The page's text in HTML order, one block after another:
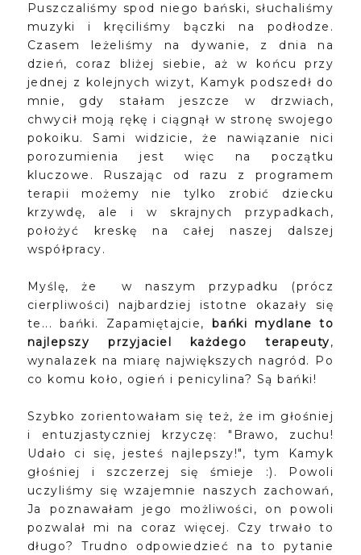
Puszczaliśmy spod niego bański, słuchaliśmy
muzyki i kręciliśmy bączki na podłodze.
Czasem leżeliśmy na dywanie, z dnia na
dzień, coraz bliżej siebie, aż w końcu przy
jednej z kolejnych wizyt, Kamyk podszedł do
mnie, gdy stałam jeszcze w drzwiach,
chwycił moją rękę i ciągnął w stronę swojego
pokoiku. Sami widzicie, że nawiązanie nici
porozumienia jest więc na początku
kluczowe. Ruszając od razu z programem
terapii możemy nie tylko zrobić dziecku
krzywdę, ale i w skrajnych przypadkach,
położyć kreskę na całej naszej dalszej
współpracy.
Myślę, że w naszym przypadku (prócz
cierpliwości) najbardziej istotne okazały się
te... bańki. Zapamiętajcie, bańki mydlane to
najlepszy przyjaciel każdego terapeuty,
wynalazek na miarę największych nagród. Po
co komu koło, ogień i penicylina? Są bańki!
Szybko zorientowałam się też, że im głośniej
i entuzjastyczniej krzyczę: "Brawo, zuchu!
Udało ci się, jesteś najlepszy!", tym Kamyk
głośniej i szczerzej się śmieje :). Powoli
uczyliśmy się wzajemnie naszych zachowań,
Ja poznawałam jego możliwości, on powoli
pozwalał mi na coraz więcej. Czy trwało to
długo? Trudno odpowiedzieć na to pytanie